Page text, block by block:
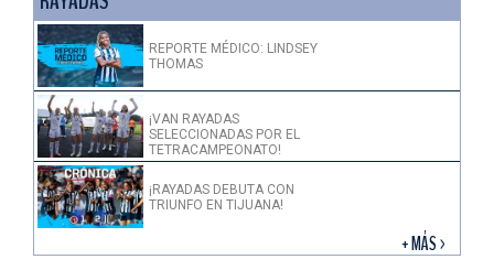
REPORTE MÉDICO: LINDSEY
THOMAS
¡VAN RAYADAS
SELECCIONADAS POR EL
TETRACAMPEONATO!
¡RAYADAS DEBUTA CON
TRIUNFO EN TIJUANA!
+ MÁS >